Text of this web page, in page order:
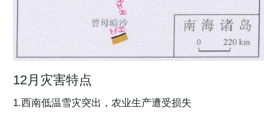
12月灾害特点
1.西南低温雪灾突出，农业生产遭受损失